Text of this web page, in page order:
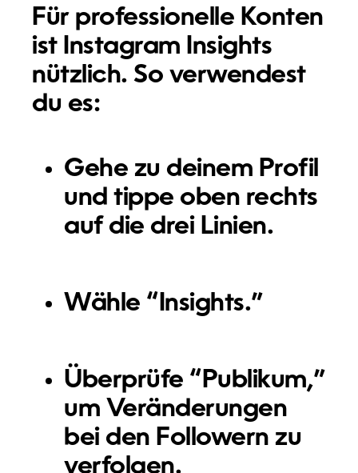
Für professionelle Konten
ist Instagram Insights
nützlich. So verwendest
du es:
Gehe zu deinem Profil
und tippe oben rechts
auf die drei Linien.
Wähle “Insights.”
Überprüfe “Publikum,”
um Veränderungen
bei den Followern zu
verfolgen.